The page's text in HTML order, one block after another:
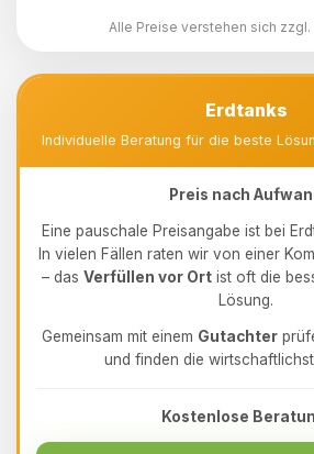
Alle Preise verstehen sich zzgl.
Erdtanks
Individuelle Beratung für die beste
Preis nach
Eine pauschale Preisangabe ist bei
In vielen Fällen raten wir von einer
– das Verfüllen vor Ort ist oft die
Lösung.
Gemeinsam mit einem Gutachter
und finden die
Kostenlose